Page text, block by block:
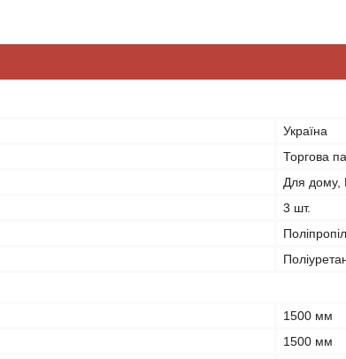
Україна
Торгова
Для дому,
3 шт.
1500 мм
1500 мм